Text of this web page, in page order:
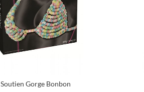
Soutien Gorge Bonbon